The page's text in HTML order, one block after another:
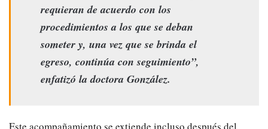
requieran de acuerdo con los
procedimientos a los que se deban
someter y, una vez que se brinda el
egreso, continúa con seguimiento”,
enfatizó la doctora González.